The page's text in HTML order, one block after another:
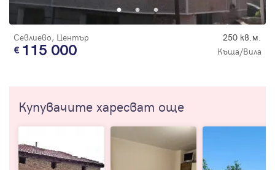
Севлиево, Център 250 кв.м.
115 000 Къща/Вила
Купувачите харесват още